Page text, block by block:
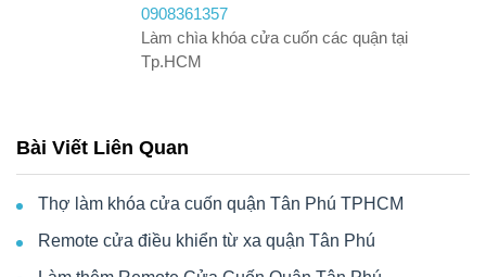
0908361357
Làm chìa khóa cửa cuốn các quận tại
Tp.HCM
Bài Viết Liên Quan
Thợ làm khóa cửa cuốn quận Tân Phú TPHCM
Remote cửa điều khiển từ xa quận Tân Phú